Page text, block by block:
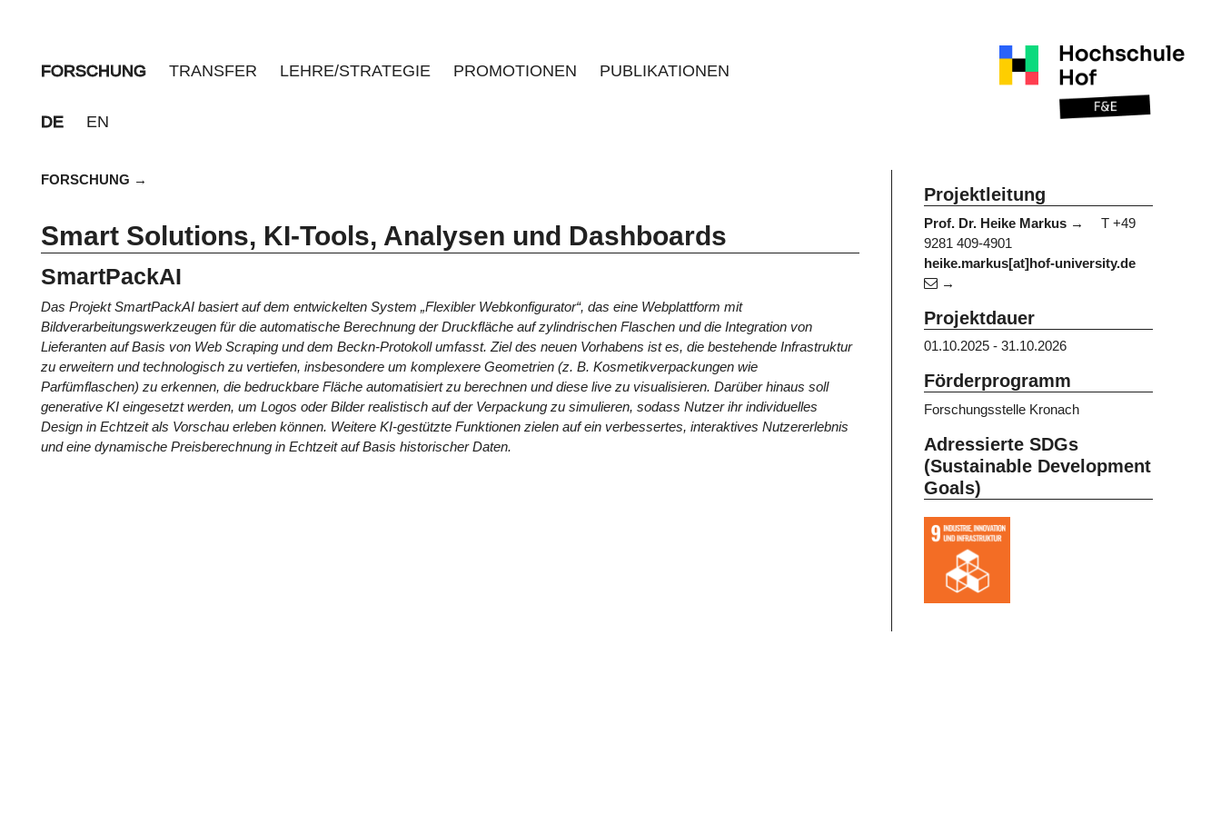
FORSCHUNG TRANSFER LEHRE/STRATEGIE PROMOTIONEN PUBLIKATIONEN
DE EN
FORSCHUNG
Smart Solutions, KI-Tools, Analysen und Dashboards
SmartPackAI
Das Projekt SmartPackAI basiert auf dem entwickelten System „Flexibler Webkonfigurator“, das eine Webplattform mit
Bildverarbeitungswerkzeugen für die automatische Berechnung der Druckfläche auf zylindrischen Flaschen und die Integration von
Lieferanten auf Basis von Web Scraping und dem Beckn-Protokoll umfasst. Ziel des neuen Vorhabens ist es, die bestehende Infrastruktur
zu erweitern und technologisch zu vertiefen, insbesondere um komplexere Geometrien (z. B. Kosmetikverpackungen wie
Parfümflaschen) zu erkennen, die bedruckbare Fläche automatisiert zu berechnen und diese live zu visualisieren. Darüber hinaus soll
generative KI eingesetzt werden, um Logos oder Bilder realistisch auf der Verpackung zu simulieren, sodass Nutzer ihr individuelles
Design in Echtzeit als Vorschau erleben können. Weitere KI-gestützte Funktionen zielen auf ein verbessertes, interaktives Nutzererlebnis
und eine dynamische Preisberechnung in Echtzeit auf Basis historischer Daten.
Projektleitung
Prof. Dr. Heike Markus
T +49
9281 409-4901
heike.markus[at]hof-university.de
Projektdauer
01.10.2025 - 31.10.2026
Förderprogramm
Forschungsstelle Kronach
Adressierte SDGs
(Sustainable Development
Goals)